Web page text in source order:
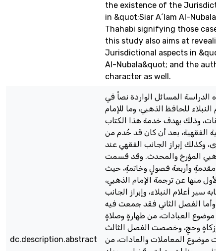
the existence of the
in &quot;Siar A´lam Al-
Thahabi signifying those
this study also aims at
Jurisdictional aspects in
Al-Nubala&quot; and the
character as well.
dc.description.abstract
الدراسة المسائل الواردة نصاً في
النبلاء للحافظ الذهبي، وما للإمام
وذلك بهدف خدمة هذا الكتاب
الفقهية، بعد أن كان قد خُدم من
وكذلك إبراز الجانب الفقهي عند
المؤرخ والمحدث. وقد قسمت
مقدمةٍ وأربعة فصولٍ وخاتمةٍ، حيث
منها عن ترجمة الإمام الذهبي،
سير أعلام النبلاء، وإبراز الجانب
وأما الفصل الثاني فقد جمعت فيه
موضوع العبادات، من طهارةٍ وصلاةٍ
وزكاةٍ وحجٍ، وخصصت الفصل الثالث
موضوع المعاملات والعادات، من